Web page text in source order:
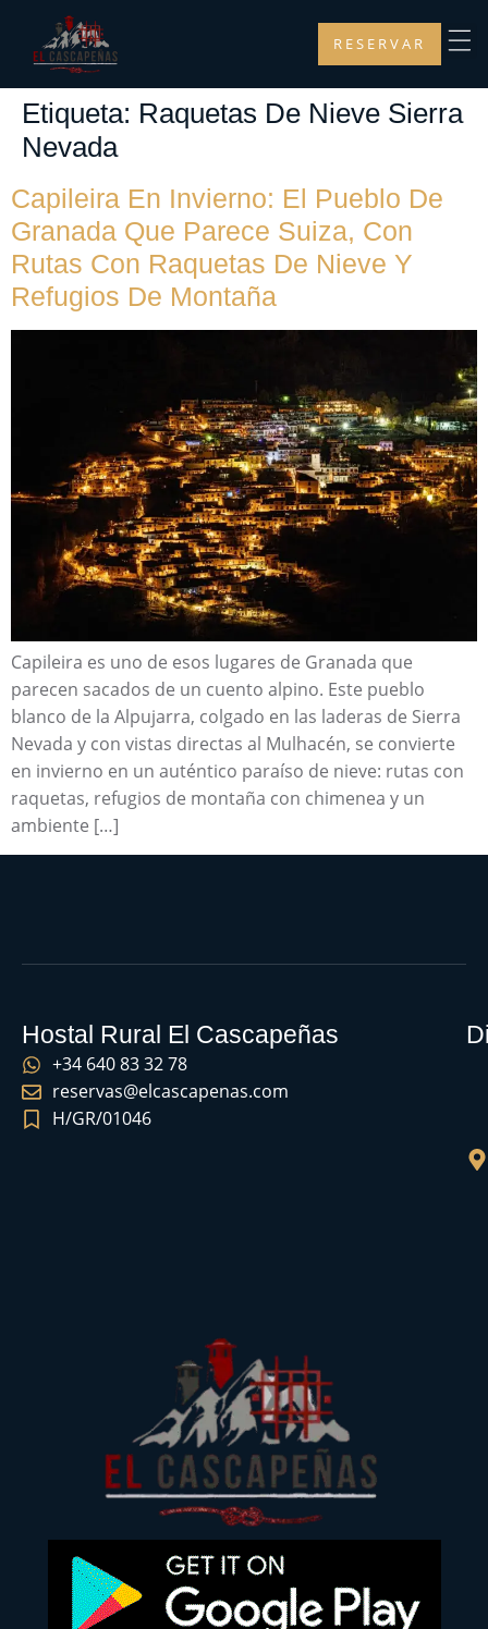
RESERVAR
Etiqueta: Raquetas De Nieve Sierra
Nevada
Capileira En Invierno: El Pueblo De
Granada Que Parece Suiza, Con
Rutas Con Raquetas De Nieve Y
Refugios De Montaña
Capileira es uno de esos lugares de Granada que
parecen sacados de un cuento alpino. Este pueblo
blanco de la Alpujarra, colgado en las laderas de Sierra
Nevada y con vistas directas al Mulhacén, se convierte
en invierno en un auténtico paraíso de nieve: rutas con
raquetas, refugios de montaña con chimenea y un
ambiente […]
Hostal Rural El Cascapeñas
+34 640 83 32 78
reservas@elcascapenas.com
H/GR/01046